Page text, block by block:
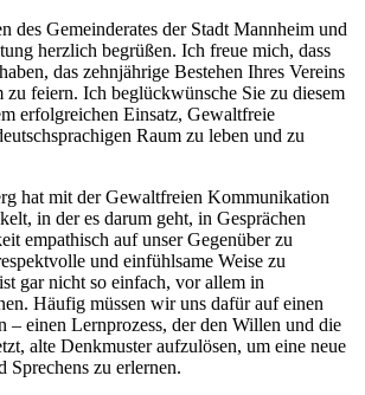
des Gemeinderates der Stadt Mannheim und
herzlich begrüßen. Ich freue mich, dass
das zehnjährige Bestehen Ihres Vereins
feiern. Ich beglückwünsche Sie zu diesem
erfolgreichen Einsatz, Gewaltfreie
Raum zu leben und zu
hat mit der Gewaltfreien Kommunikation
in der es darum geht, in Gesprächen
empathisch auf unser Gegenüber zu
und einfühlsame Weise zu
gar nicht so einfach, vor allem in
Häufig müssen wir uns dafür auf einen
– einen Lernprozess, der den Willen und die
alte Denkmuster aufzulösen, um eine neue
Sprechens zu erlernen.